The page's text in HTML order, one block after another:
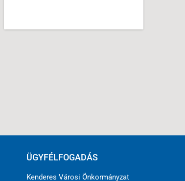
ÜGYFÉLFOGADÁS
Kenderes Városi Önkormányzat